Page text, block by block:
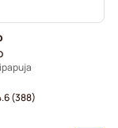
(388)